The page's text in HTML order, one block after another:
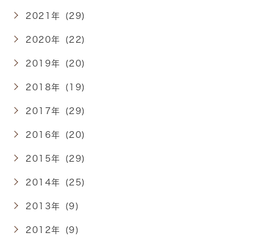
2021年 (29)
2020年 (22)
2019年 (20)
2018年 (19)
2017年 (29)
2016年 (20)
2015年 (29)
2014年 (25)
2013年 (9)
2012年 (9)